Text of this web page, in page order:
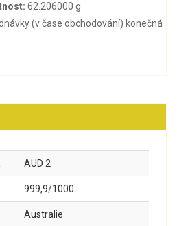
62.206000 g
(v čase obchodování) konečná
AUD 2
999,9/1000
Australie